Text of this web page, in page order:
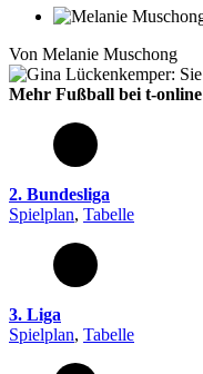
Von Melanie Muschong
Mehr Fußball bei t-online
2. Bundesliga
Spielplan, Tabelle
3. Liga
Spielplan, Tabelle